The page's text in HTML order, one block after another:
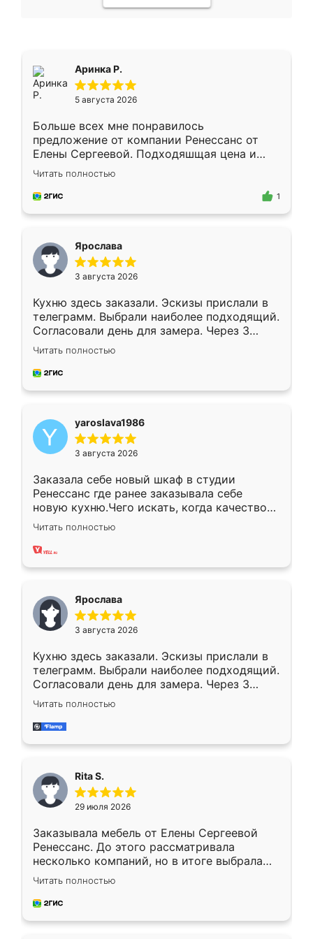
Аринка Р.
5 августа 2026
Больше всех мне понравилось
предложение от компании Ренессанс от
Елены Сергеевой. Подходяшщая цена и
короткие сроки изготовления. Приехавший
для замера сотрудник Владислав
предложил по моему эскизу самый
Читать полностью
1
Ярослава
3 августа 2026
Кухню здесь заказали. Эскизы прислали в
телеграмм. Выбрали наиболее подходящий.
Согласовали день для замера. Через 3
недели кухня была уже готова. Остались
довольны работой. Спасибо Ренессанс
мебель за качественную работу!
Читать полностью
yaroslava1986
3 августа 2026
Заказала себе новый шкаф в студии
Ренессанс где ранее заказывала себе
новую кухню.Чего искать, когда качеством
вполне довольна. Служит кухня уже почти
два года, нареканий нет.
Читать полностью
Ярослава
3 августа 2026
Кухню здесь заказали. Эскизы прислали в
телеграмм. Выбрали наиболее подходящий.
Согласовали день для замера. Через 3
недели кухня была уже готова. Остались
довольны работой. Спасибо Ренессанс
мебель за качественную работу!
Читать полностью
Rita S.
29 июля 2026
Заказывала мебель от Елены Сергеевой
Ренессанс. До этого рассматривала
несколько компаний, но в итоге выбрала
эту. Сначала обговорили условия, потом
приехал замерщик, всё спокойно объяснил
и снял размеры. Изготовили в срок, с
Читать полностью